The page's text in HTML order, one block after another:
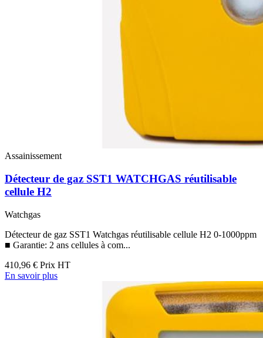
Assainissement
Détecteur de gaz SST1 WATCHGAS réutilisable
cellule H2
Watchgas
Détecteur de gaz SST1 Watchgas réutilisable cellule H2 0-1000ppm
■ Garantie: 2 ans cellules à com...
410,96 € Prix HT
En savoir plus